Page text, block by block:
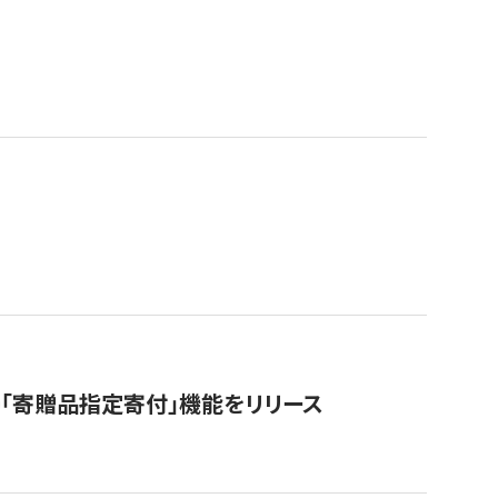
贈品指定寄付」機能をリリース